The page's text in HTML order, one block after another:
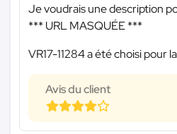
Je voudrais une description
*** URL MASQUÉE ***
VR17-11284 a été choisi pour
Avis du client